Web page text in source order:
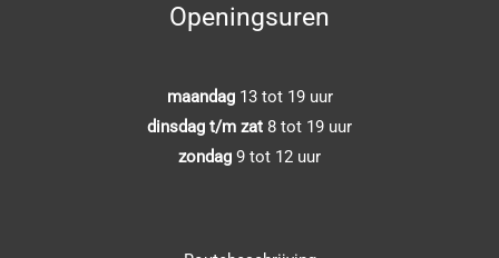
Openingsuren
maandag 13 tot 19 uur
dinsdag t/m zat 8 tot 19 uur
zondag 9 tot 12 uur